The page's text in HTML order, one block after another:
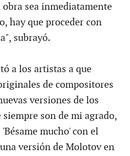
sea inmediatamente
hay que proceder con
subrayó.
a los artistas a que
de compositores
versiones de los
son de mi agrado,
mucho' con el
versión de Molotov en